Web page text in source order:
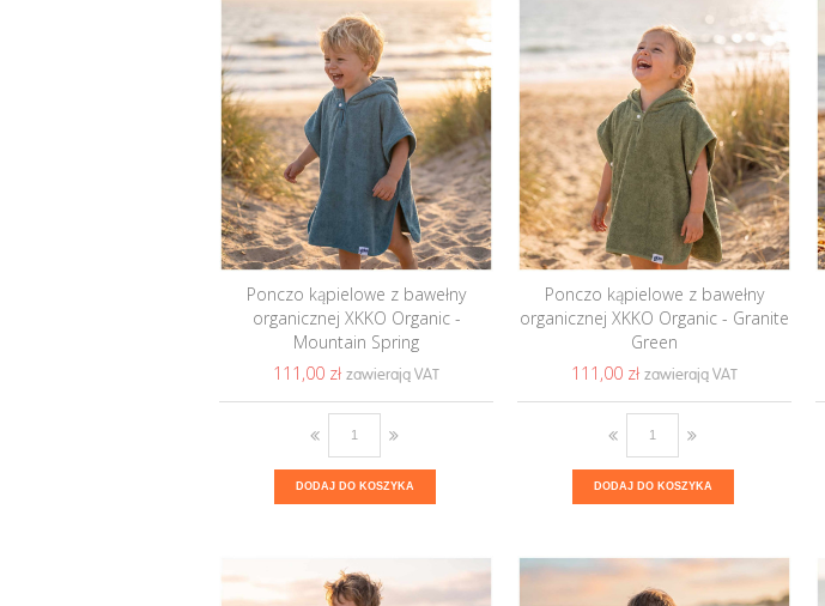
Ponczo kąpielowe z bawełny
organicznej XKKO Organic -
Mountain Spring
111,00 ‎zł
DODAJ DO KOSZYKA
Ponczo kąpielowe z bawełny
organicznej XKKO Organic - Granite
Green
111,00 ‎zł
DODAJ DO KOSZYKA